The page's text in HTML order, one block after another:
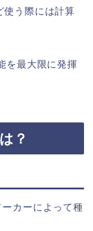
使う際には計算
を最大限に発揮
？
カーによって種